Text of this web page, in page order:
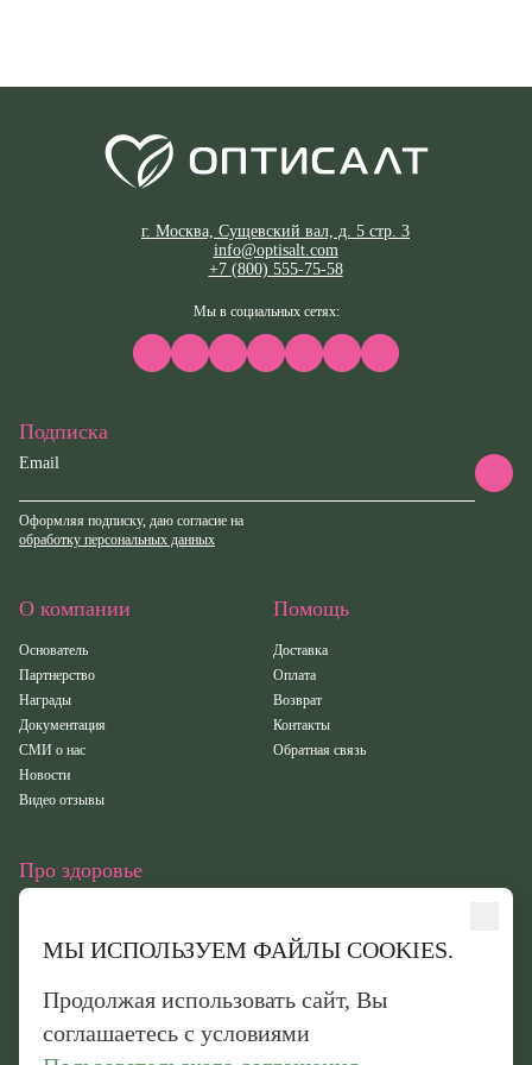
МЫ ИСПОЛЬЗУЕМ ФАЙЛЫ COOKIES.
Продолжая использовать сайт, Вы
соглашаетесь с условиями
г. Москва, Сущевский вал, д. 5 стр. 3
info@optisalt.com
+7 (800) 555-75-58
Мы в социальных сетях:
Подписка
Email
Оформляя подписку, даю согласие на
обработку персональных данных
О компании
Основатель
Партнерство
Награды
Документация
СМИ о нас
Новости
Видео отзывы
Помощь
Доставка
Оплата
Возврат
Контакты
Обратная связь
Про здоровье
Здоровье
Иридотест